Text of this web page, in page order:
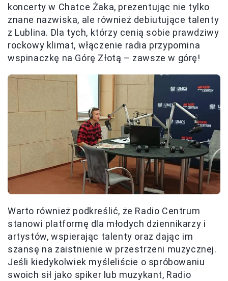
koncerty w Chatce Żaka, prezentując nie tylko
znane nazwiska, ale również debiutujące talenty
z Lublina. Dla tych, którzy cenią sobie prawdziwy
rockowy klimat, włączenie radia przypomina
wspinaczkę na Górę Złotą – zawsze w górę!
Warto również podkreślić, że Radio Centrum
stanowi platformę dla młodych dziennikarzy i
artystów, wspierając talenty oraz dając im
szansę na zaistnienie w przestrzeni muzycznej.
Jeśli kiedykolwiek myśleliście o spróbowaniu
swoich sił jako spiker lub muzykant, Radio